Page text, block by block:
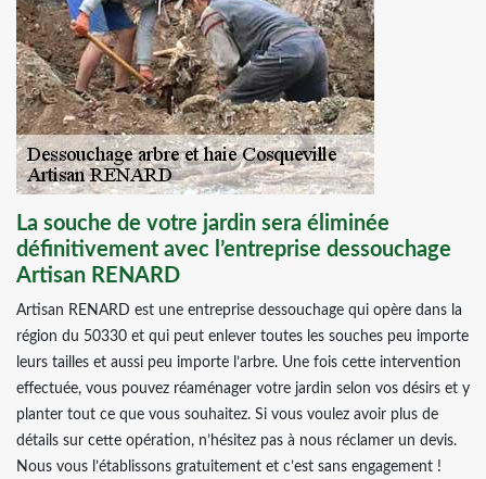
La souche de votre jardin sera éliminée
définitivement avec l’entreprise dessouchage
Artisan RENARD
Artisan RENARD est une entreprise dessouchage qui opère dans la
région du 50330 et qui peut enlever toutes les souches peu importe
leurs tailles et aussi peu importe l’arbre. Une fois cette intervention
effectuée, vous pouvez réaménager votre jardin selon vos désirs et y
planter tout ce que vous souhaitez. Si vous voulez avoir plus de
détails sur cette opération, n’hésitez pas à nous réclamer un devis.
Nous vous l’établissons gratuitement et c’est sans engagement !